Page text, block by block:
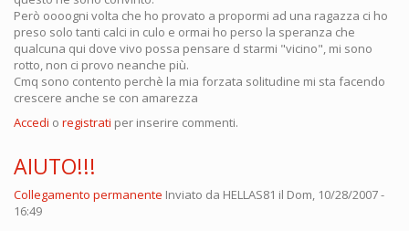
Però oooogni volta che ho provato a propormi ad una ragazza ci ho
preso solo tanti calci in culo e ormai ho perso la speranza che
qualcuna qui dove vivo possa pensare d starmi "vicino", mi sono
rotto, non ci provo neanche più.
Cmq sono contento perchè la mia forzata solitudine mi sta facendo
crescere anche se con amarezza
Accedi o registrati per inserire commenti.
AIUTO!!!
Collegamento permanente Inviato da HELLAS81 il Dom, 10/28/2007 -
16:49